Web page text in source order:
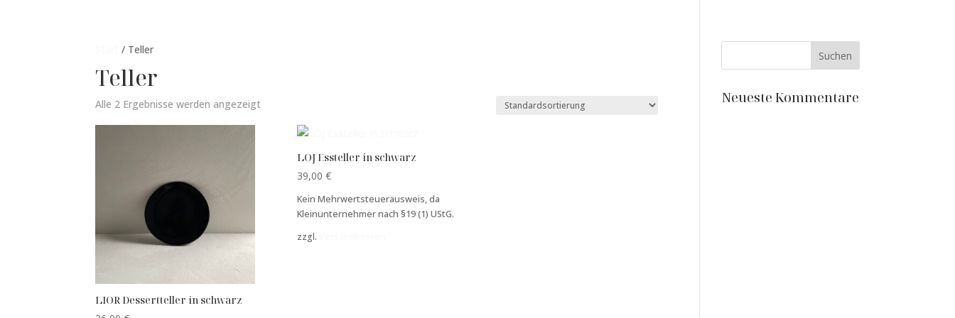
/ Teller
Teller
Alle 2 Ergebnisse werden angezeigt
LIOR Dessertteller in schwarz
LOJ Essteller in schwarz
39,00 €
Kein Mehrwertsteuerausweis, da
Kleinunternehmer nach §19 (1) UStG.
zzgl.
Neueste Kommentare